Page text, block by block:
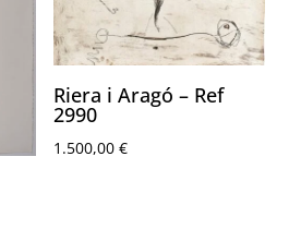
Riera i Aragó – Ref
2990
1.500,00€